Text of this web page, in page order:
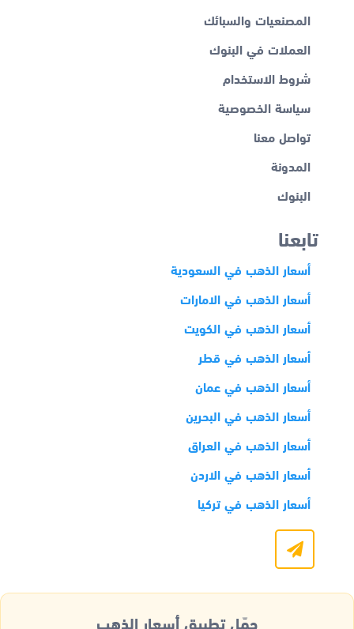
المصنعيات والسبائك
العملات في البنوك
شروط الاستخدام
سياسة الخصوصية
تواصل معنا
المدونة
البنوك
تابعنا
أسعار الذهب في السعودية
أسعار الذهب في الامارات
أسعار الذهب في الكويت
أسعار الذهب في قطر
أسعار الذهب في عمان
أسعار الذهب في البحرين
أسعار الذهب في العراق
أسعار الذهب في الاردن
أسعار الذهب في تركيا
حمّل تطبيق أسعار الذهب